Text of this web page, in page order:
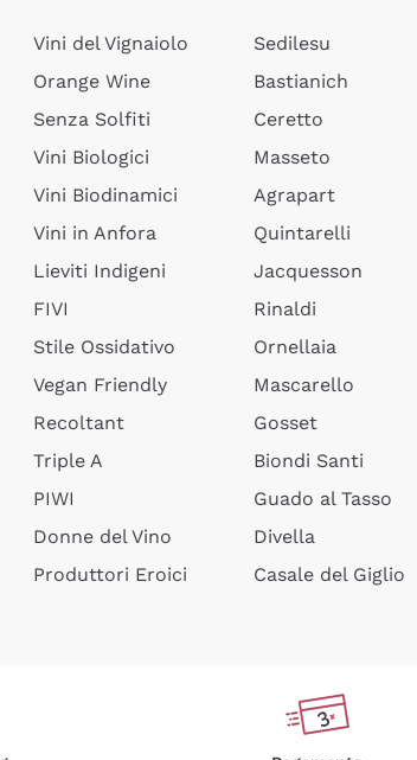
Vini del Vignaiolo
Orange Wine
Senza Solfiti
Vini Biologici
Vini Biodinamici
Vini in Anfora
Lieviti Indigeni
FIVI
Stile Ossidativo
Vegan Friendly
Recoltant
Triple A
PIWI
Donne del Vino
Produttori Eroici
Sedilesu
Bastianich
Ceretto
Masseto
Agrapart
Quintarelli
Jacquesson
Rinaldi
Ornellaia
Mascarello
Gosset
Biondi Santi
Guado al Tasso
Divella
Casale del Giglio